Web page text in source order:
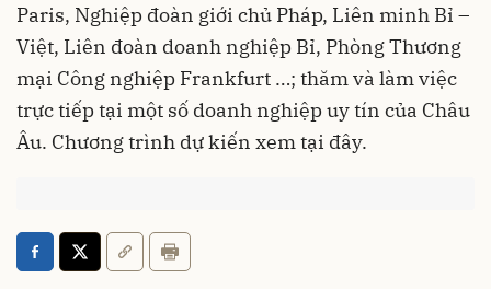
Paris, Nghiệp đoàn giới chủ Pháp, Liên minh Bỉ –
Việt, Liên đoàn doanh nghiệp Bỉ, Phòng Thương
mại Công nghiệp Frankfurt …; thăm và làm việc
trực tiếp tại một số doanh nghiệp uy tín của Châu
Âu. Chương trình dự kiến xem tại đây.